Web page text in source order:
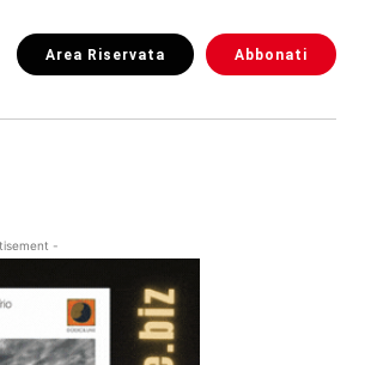
Abbonati
Area Riservata
-